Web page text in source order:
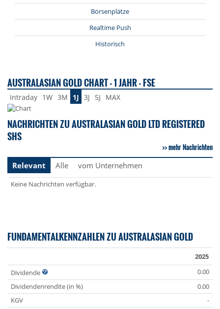
Börsenplätze
Realtime Push
Historisch
AUSTRALASIAN GOLD CHART - 1 JAHR - FSE
Intraday 1W 3M 1J 3J 5J MAX
NACHRICHTEN ZU AUSTRALASIAN GOLD LTD REGISTERED
SHS
mehr Nachrichten
Relevant
Alle vom Unternehmen
Keine Nachrichten verfügbar.
FUNDAMENTALKENNZAHLEN ZU AUSTRALASIAN GOLD
2025
Dividende
0.00
Dividendenrendite (in %)
0.00
KGV
-